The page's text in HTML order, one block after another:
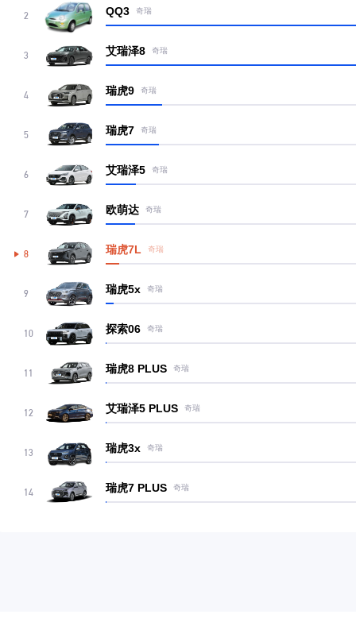
2 QQ3 奇瑞
3 艾瑞泽8 奇瑞
4 瑞虎9 奇瑞
5 瑞虎7 奇瑞
6 艾瑞泽5 奇瑞
7 欧萌达 奇瑞
8 瑞虎7L 奇瑞
9 瑞虎5x 奇瑞
10 探索06 奇瑞
11 瑞虎8 PLUS 奇瑞
12 艾瑞泽5 PLUS 奇瑞
13 瑞虎3x 奇瑞
14 瑞虎7 PLUS 奇瑞